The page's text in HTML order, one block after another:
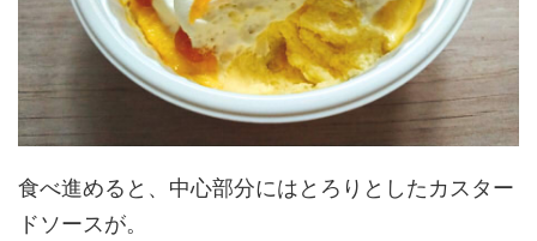
食べ進めると、中心部分にはとろりとしたカスター
ドソースが。